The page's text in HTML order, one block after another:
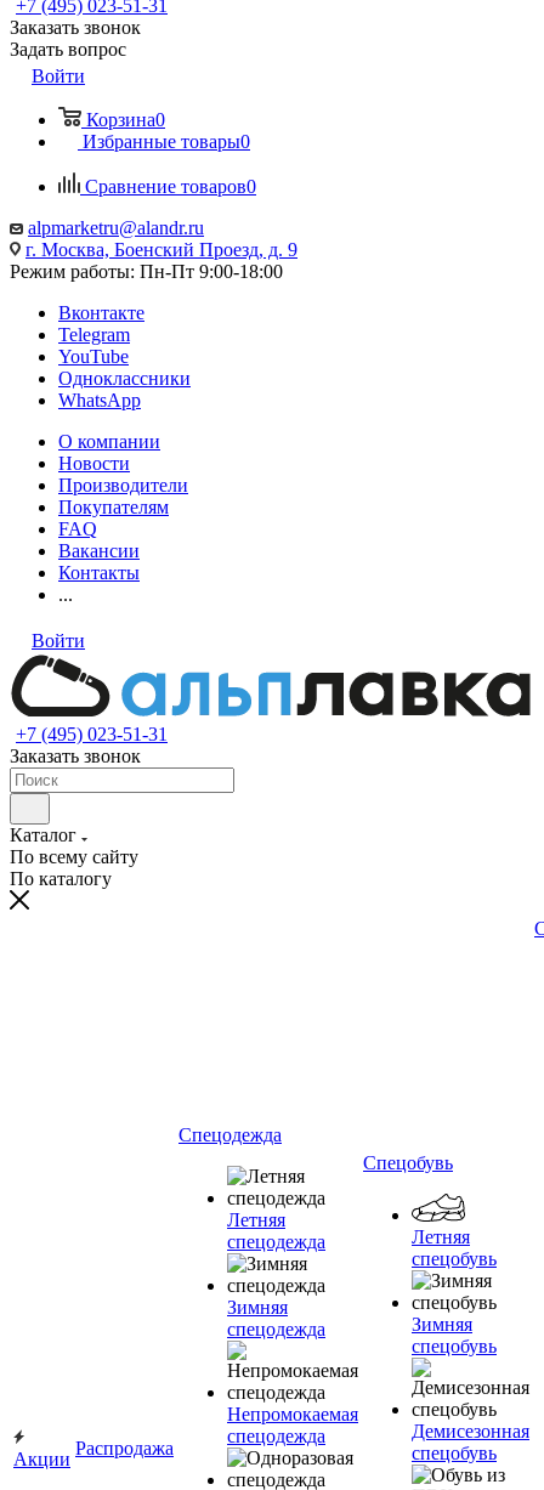
+7 (495) 023-51-31
Заказать звонок
Задать вопрос
Войти
Корзина0
Избранные товары0
Сравнение товаров0
alpmarketru@alandr.ru
г. Москва, Боенский Проезд, д. 9
Режим работы: Пн-Пт 9:00-18:00
Вконтакте
Telegram
YouTube
Одноклассники
WhatsApp
О компании
Новости
Производители
Покупателям
FAQ
Вакансии
Контакты
...
Войти
+7 (495) 023-51-31
Заказать звонок
Каталог
По всему сайту
По каталогу
Акции
Распродажа
Спецодежда
Летняя
спецодежда
Зимняя
спецодежда
Непромокаемая
спецодежда
Спецобувь
Летняя
спецобувь
Зимняя
спецобувь
Демисезонная
спецобувь